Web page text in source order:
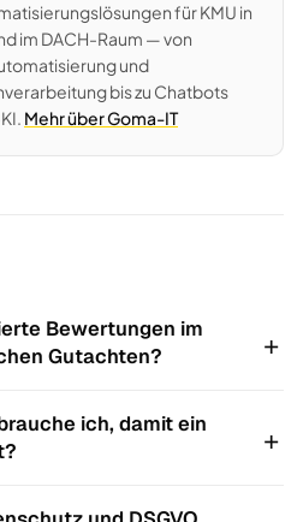
für KMU in
im DACH-Raum — von
und
bis zu Chatbots
Mehr über Goma-IT
Bewertungen im
Gutachten?
ich, damit ein